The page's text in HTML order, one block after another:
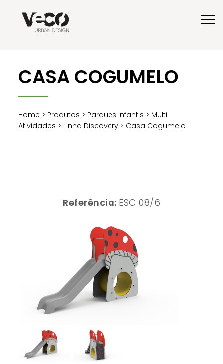
CASA COGUMELO
Home > Produtos > Parques Infantis > Multi
Atividades > Linha Discovery > Casa Cogumelo
Referência: ESC 08/6